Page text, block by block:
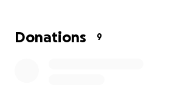
necesidades médicas, pero en
Donations 9